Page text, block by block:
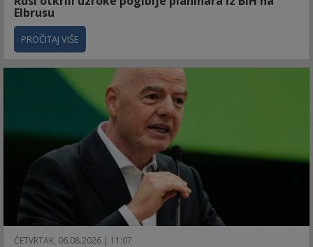
Elbrusu
PROČITAJ VIŠE
ČETVRTAK, 06.08.2026 | 11:07